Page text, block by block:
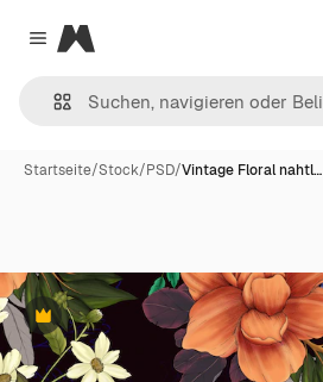
Close menu
Magnific
Startseite/Stock/PSD/Vintage Floral nahtl…
Premium